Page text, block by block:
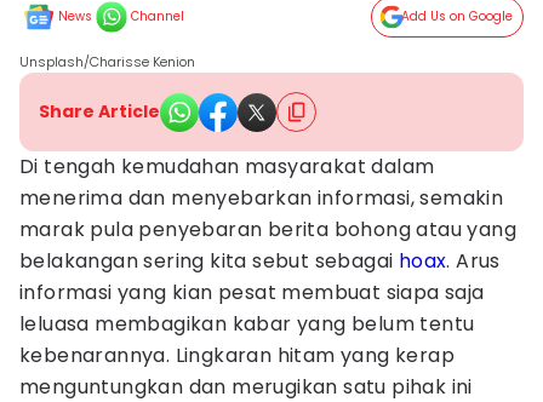
News Channel Add Us on Google
Unsplash/Charisse Kenion
Share Article
Di tengah kemudahan masyarakat dalam
menerima dan menyebarkan informasi, semakin
marak pula penyebaran berita bohong atau yang
belakangan sering kita sebut sebagai hoax. Arus
informasi yang kian pesat membuat siapa saja
leluasa membagikan kabar yang belum tentu
kebenarannya. Lingkaran hitam yang kerap
menguntungkan dan merugikan satu pihak ini